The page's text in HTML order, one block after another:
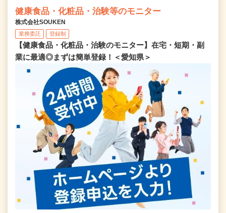
健康食品・化粧品・治験等のモニター
株式会社SOUKEN
業務委託 登録制
【健康食品・化粧品・治験のモニター】在宅・短期・副
業に最適◎まずは簡単登録！＜愛知県＞